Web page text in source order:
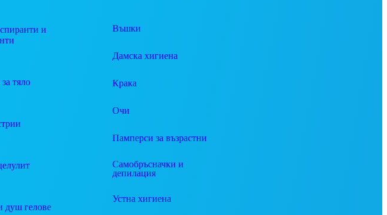
и
тяло
душ гелове
Въшки
Дамска хигиена
Крака
Очи
Памперси за възрастни
Самобръсначки и
депилация
Устна хигиена